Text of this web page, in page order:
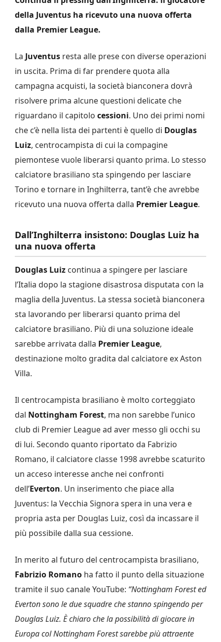
della Juventus ha ricevuto una nuova offerta
dalla Premier League.
La Juventus resta alle prese con diverse operazioni
in uscita. Prima di far prendere quota alla
campagna acquisti, la società bianconera dovrà
risolvere prima alcune questioni delicate che
riguardano il capitolo cessioni. Uno dei primi nomi
che c’è nella lista dei partenti è quello di Douglas
Luiz, centrocampista di cui la compagine
piemontese vuole liberarsi quanto prima. Lo stesso
calciatore brasiliano sta spingendo per lasciare
Torino e tornare in Inghilterra, tant’è che avrebbe
ricevuto una nuova offerta dalla Premier League.
Dall’Inghilterra insistono: Douglas Luiz ha
una nuova offerta
Douglas Luiz continua a spingere per lasciare
l’Italia dopo la stagione disastrosa disputata con la
maglia della Juventus. La stessa società bianconera
sta lavorando per liberarsi quanto prima del
calciatore brasiliano. Più di una soluzione ideale
sarebbe arrivata dalla Premier League,
destinazione molto gradita dal calciatore ex Aston
Villa.
Il centrocampista brasiliano è molto corteggiato
dal Nottingham Forest, ma non sarebbe l’unico
club di Premier League ad aver messo gli occhi su
di lui. Secondo quanto riportato da Fabrizio
Romano, il calciatore classe 1998 avrebbe scaturito
un acceso interesse anche nei confronti
dell’Everton. Un inserimento che piace alla
Juventus: la Vecchia Signora spera in una vera e
propria asta per Douglas Luiz, così da incassare il
più possibile dalla sua cessione.
In merito al futuro del centrocampista brasiliano,
Fabrizio Romano ha fatto il punto della situazione
tramite il suo canale YouTube: “Nottingham Forest ed
Everton sono le due squadre che stanno spingendo per
Douglas Luiz. È chiaro che la possibilità di giocare in
Europa col Nottingham Forest sarebbe più attraente